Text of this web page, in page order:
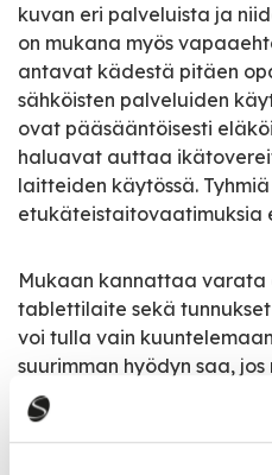
kuvan eri palveluista ja
on mukana myös
antavat kädestä pitäen
sähköisten palveluiden
ovat pääsääntöisesti
haluavat auttaa
laitteiden käytössä.
etukäteistaitovaatimuksia
Mukaan kannattaa varata
tablettilaite sekä
voi tulla vain
suurimman hyödyn saa,
aiheuttava laite, jonka
painii.